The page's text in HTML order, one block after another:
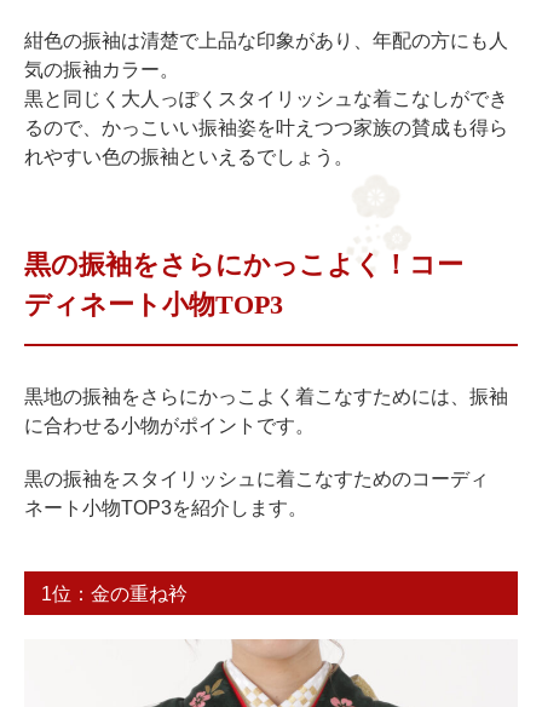
紺色の振袖は清楚で上品な印象があり、年配の方にも人
気の振袖カラー。
黒と同じく大人っぽくスタイリッシュな着こなしができ
るので、かっこいい振袖姿を叶えつつ家族の賛成も得ら
れやすい色の振袖といえるでしょう。
黒の振袖をさらにかっこよく！コー
ディネート小物TOP3
黒地の振袖をさらにかっこよく着こなすためには、振袖
に合わせる小物がポイントです。
黒の振袖をスタイリッシュに着こなすためのコーディ
ネート小物TOP3を紹介します。
1位：金の重ね衿